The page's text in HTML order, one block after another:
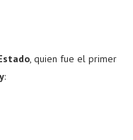
, quien fue el primer
: